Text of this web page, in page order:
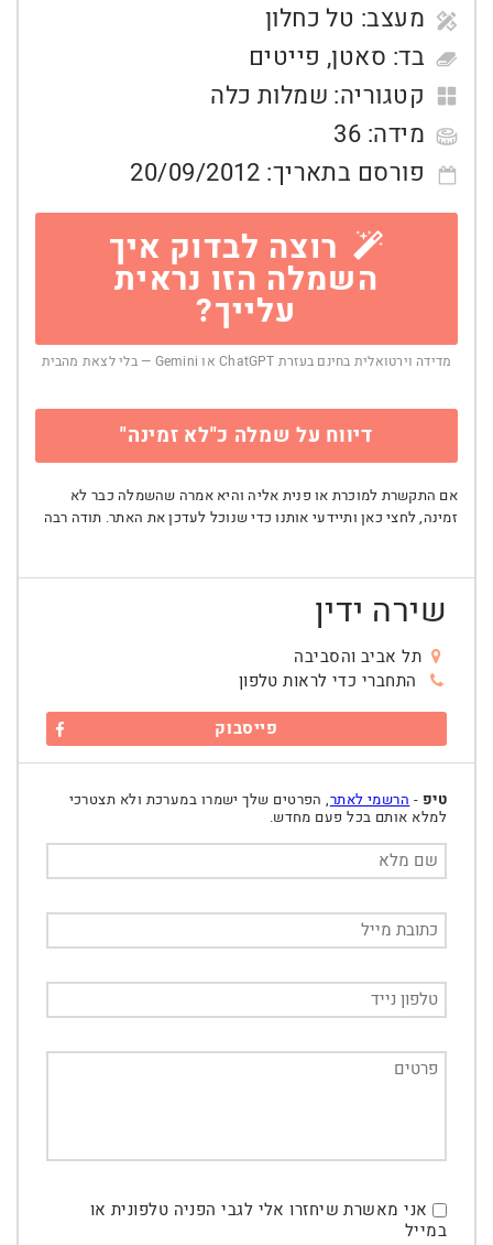
מעצב: טל כחלון
בד: סאטן, פייטים
קטגוריה: שמלות כלה
מידה: 36
פורסם בתאריך: 20/09/2012
רוצה לבדוק איך
השמלה הזו נראית
עלייך?
מדידה וירטואלית בחינם בעזרת ChatGPT או Gemini — בלי לצאת מהבית
דיווח על שמלה כ"לא זמינה"
אם התקשרת למוכרת או פנית אליה והיא אמרה שהשמלה כבר לא
זמינה, לחצי כאן ותיידעי אותנו כדי שנוכל לעדכן את האתר. תודה רבה
שירה ידין
תל אביב והסביבה
התחברי כדי לראות טלפון
פייסבוק
טיפ - הרשמי לאתר, הפרטים שלך ישמרו במערכת ולא תצטרכי
למלא אותם בכל פעם מחדש.
אני מאשרת שיחזרו אלי לגבי הפניה טלפונית או
במייל